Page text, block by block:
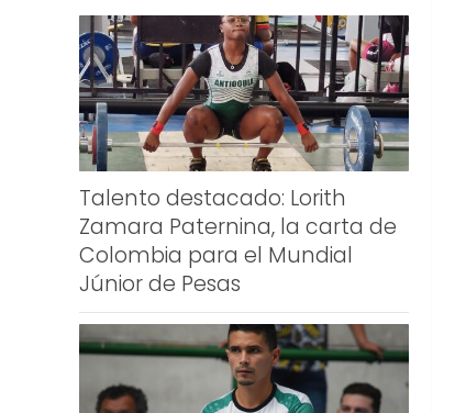
Talento destacado: Lorith
Zamara Paternina, la carta de
Colombia para el Mundial
Júnior de Pesas